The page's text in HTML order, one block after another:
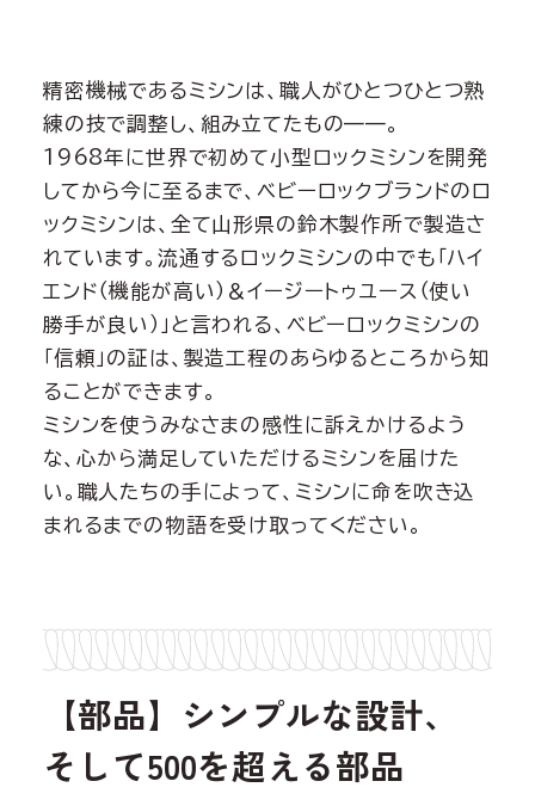
精密機械であるミシンは、職人がひとつひとつ熟
練の技で調整し、組み立てたもの——。
1968年に世界で初めて小型ロックミシンを開発
してから今に至るまで、ベビーロックブランドのロ
ックミシンは、全て山形県の鈴木製作所で製造さ
れています。流通するロックミシンの中でも「ハイ
エンド（機能が高い）＆イージートゥユース（使い
勝手が良い）」と言われる、ベビーロックミシンの
「信頼」の証は、製造工程のあらゆるところから知
ることができます。
ミシンを使うみなさまの感性に訴えかけるよう
な、心から満足していただけるミシンを届けた
い。職人たちの手によって、ミシンに命を吹き込
まれるまでの物語を受け取ってください。
【部品】シンプルな設計、
そして500を超える部品